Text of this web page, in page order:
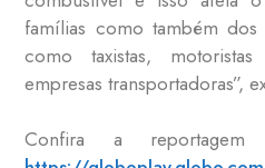
famílias como também
como taxistas,
empresas transportadoras”,
Confira a